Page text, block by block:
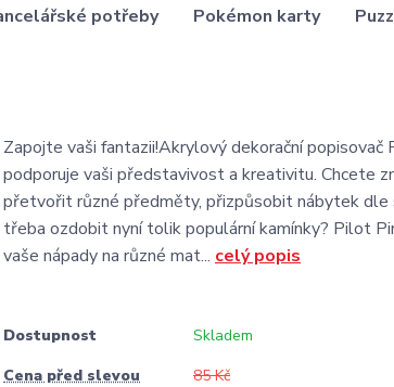
potřeby Pokémon karty
Zapojte vaši fantazii!Akrylový dekorační
podporuje vaši představivost a kreativitu. Chcete
přetvořit různé předměty, přizpůsobit nábytek dle
třeba ozdobit nyní tolik populární kamínky? Pilot
vaše nápady na různé mat... celý popis
Dostupnost
Skladem
Cena před slevou
85 Kč